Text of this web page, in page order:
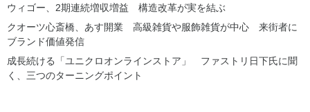
ウィゴー、2期連続増収増益 構造改革が実を結ぶ
クオーツ心斎橋、あす開業 高級雑貨や服飾雑貨が中心 来街者に
ブランド価値発信
成長続ける「ユニクロオンラインストア」 ファストリ日下氏に聞
く、三つのターニングポイント